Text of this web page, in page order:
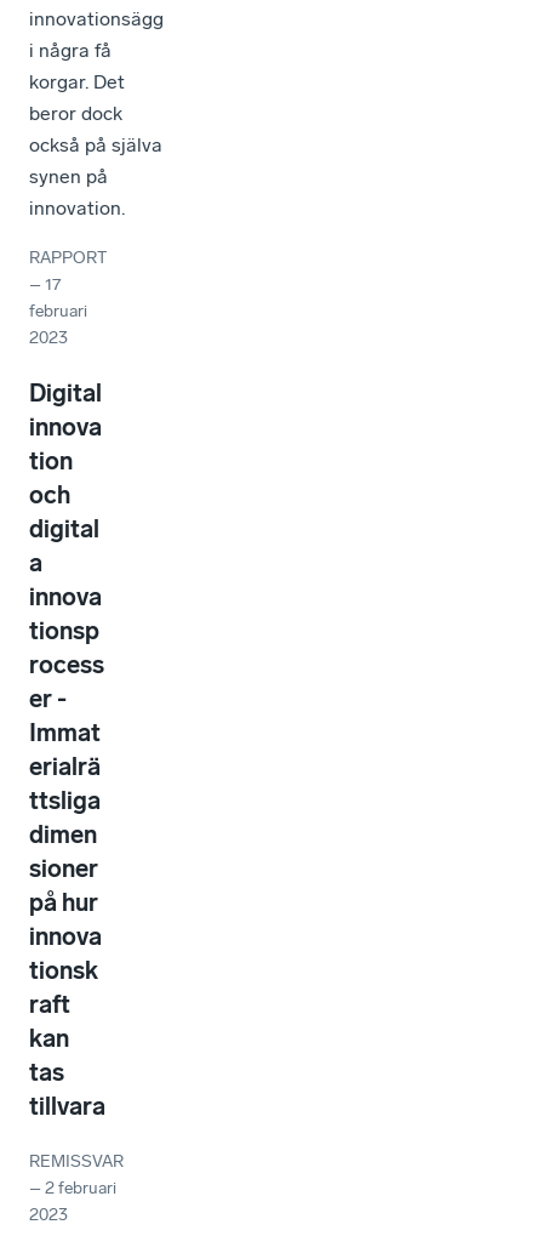
innovationsägg
i några få
korgar. Det
beror dock
också på själva
synen på
innovation.
RAPPORT
–17
februari
2023
Digital
innova
tion
och
digital
a
innova
tionsp
rocess
er -
Immat
erialrä
ttsliga
dimen
sioner
på hur
innova
tionsk
raft
kan
tas
tillvara
REMISSVAR
–2 februari
2023